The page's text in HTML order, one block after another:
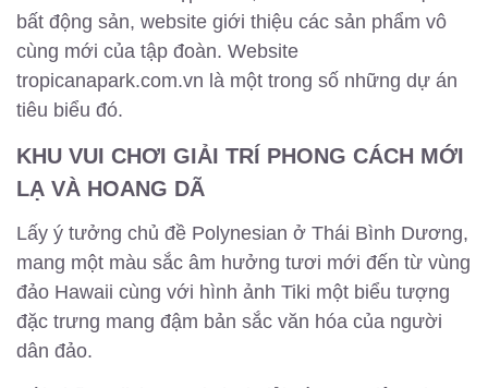
bất động sản, website giới thiệu các sản phẩm vô
cùng mới của tập đoàn. Website
tropicanapark.com.vn là một trong số những dự án
tiêu biểu đó.
KHU VUI CHƠI GIẢI TRÍ PHONG CÁCH MỚI
LẠ VÀ HOANG DÃ
Lấy ý tưởng chủ đề Polynesian ở Thái Bình Dương,
mang một màu sắc âm hưởng tươi mới đến từ vùng
đảo Hawaii cùng với hình ảnh Tiki một biểu tượng
đặc trưng mang đậm bản sắc văn hóa của người
dân đảo.